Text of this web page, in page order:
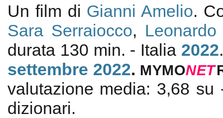
Un film di Gianni Amelio.
Sara Serraiocco,
durata 130 min. - Italia 2022
settembre 2022. MYMONET
valutazione media: 3,68 su
dizionari.